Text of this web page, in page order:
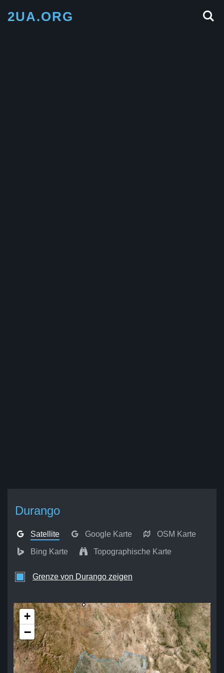
2UA.ORG
Durango
Satellite Google Karte OSM Karte
Bing Karte Topographische Karte
Grenze von Durango zeigen
+
−